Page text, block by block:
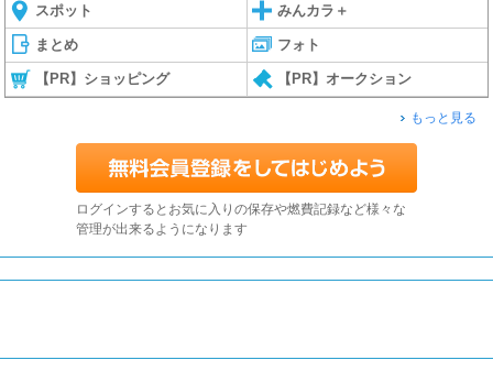
スポット みんカラ＋
まとめ フォト
【PR】ショッピング 【PR】オークション
もっと見る
ログインするとお気に入りの保存や燃費記録など様々な
管理が出来るようになります